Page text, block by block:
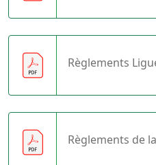
Règlements
Règlements de